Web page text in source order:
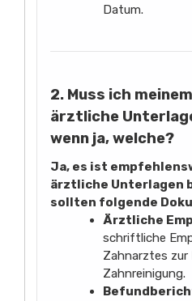
Datum.
2. Muss ich
ärztliche
wenn ja, welche?
Ja, es ist
ärztliche Unterlagen
sollten folgende
Ärztliche
schriftliche
Zahnarztes
Zahnreinigung.